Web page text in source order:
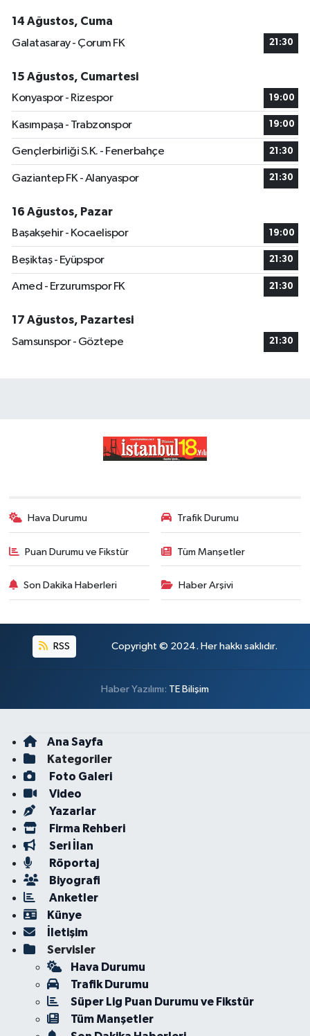
14 Ağustos, Cuma
Galatasaray - Çorum FK
21:30
15 Ağustos, Cumartesi
Konyaspor - Rizespor
19:00
Kasımpaşa - Trabzonspor 19:00
Gençlerbirliği S.K. - Fenerbahçe 21:30
Gaziantep FK - Alanyaspor 21:30
16 Ağustos, Pazar
Başakşehir - Kocaelispor
19:00
Beşiktaş - Eyüpspor 21:30
Amed - Erzurumspor FK 21:30
17 Ağustos, Pazartesi
Samsunspor - Göztepe
21:30
Hava Durumu Trafik Durumu
Puan Durumu ve Fikstür Tüm Manşetler
Son Dakika Haberleri Haber Arşivi
RSS Copyright © 2024. Her hakkı saklıdır.
Haber Yazılımı: TE Bilişim
Ana Sayfa
Kategoriler
Foto Galeri
Video
Yazarlar
Firma Rehberi
Seri İlan
Röportaj
Biyografi
Anketler
Künye
İletişim
Servisler
Hava Durumu
Trafik Durumu
Süper Lig Puan Durumu ve Fikstür
Tüm Manşetler